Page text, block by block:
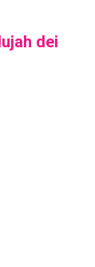
dei